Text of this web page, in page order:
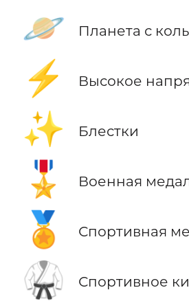
🪐 Планета с
⚡ Высокое
✨ Блестки
🎖️ Военная
🏅 Спортивная
🥋 Спортивное